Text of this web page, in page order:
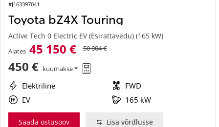
#J163397041
Toyota bZ4X Touring
Active Tech 0 Electric EV (Esirattavedu) (165 kW)
Alates 45 150 € 50 004 €
450 € kuumakse *
Elektriline
FWD
EV
165 kW
Saada ostusoov Lisa võrdlusse